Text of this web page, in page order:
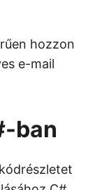
hozzon
e-mail
ban